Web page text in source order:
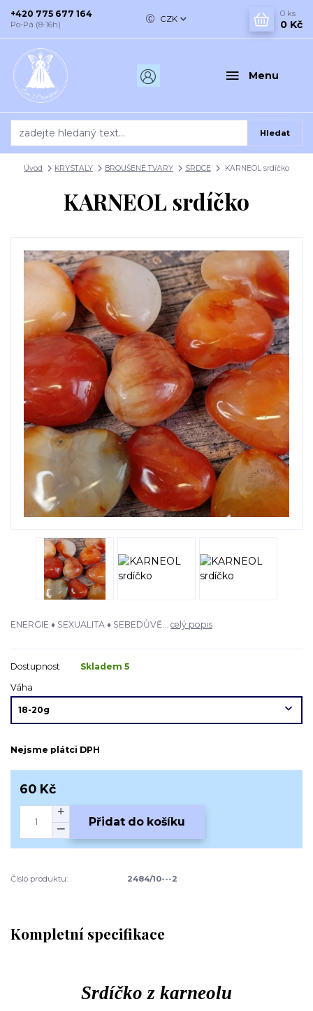
Menu
CZK
Hledat
+420 775 677 164
Po-Pá (8-16h)
0 ks
0 Kč
Úvod KRYSTALY BROUŠENÉ TVARY SRDCE KARNEOL srdíčko
KARNEOL srdíčko
ENERGIE ♦ SEXUALITA ♦ SEBEDŮVĚ... celý popis
Dostupnost
Skladem 5
Váha
Nejsme plátci DPH
60 Kč
Přidat do košíku
Číslo produktu: 2484/10---2
Kompletní specifikace
Srdíčko z karneolu